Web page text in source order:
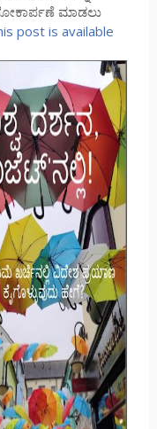
ಮಾಡಲು
post is available